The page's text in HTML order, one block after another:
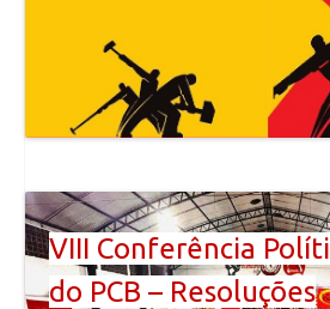
VIII Conferência
do PCB – Resoluções